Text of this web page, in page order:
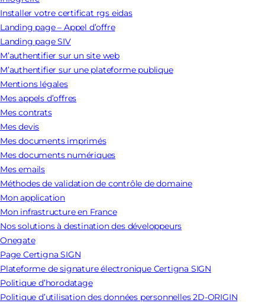
Installer votre certificat rgs eidas
Landing page – Appel d’offre
Landing page SIV
M’authentifier sur un site web
M’authentifier sur une plateforme publique
Mentions légales
Mes appels d’offres
Mes contrats
Mes devis
Mes documents imprimés
Mes documents numériques
Mes emails
Méthodes de validation de contrôle de domaine
Mon application
Mon infrastructure en France
Nos solutions à destination des développeurs
Onegate
Page Certigna SIGN
Plateforme de signature électronique Certigna SIGN
Politique d’horodatage
Politique d’utilisation des données personnelles 2D-ORIGIN